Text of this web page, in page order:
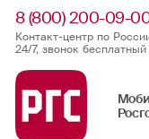
8 (800) 200-09-
Контакт-центр по
24/7, звонок бесплатный